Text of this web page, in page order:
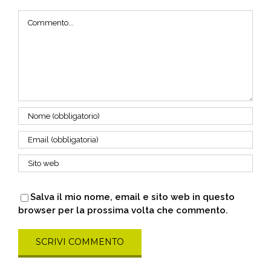
Salva il mio nome, email e sito web in questo
browser per la prossima volta che commento.